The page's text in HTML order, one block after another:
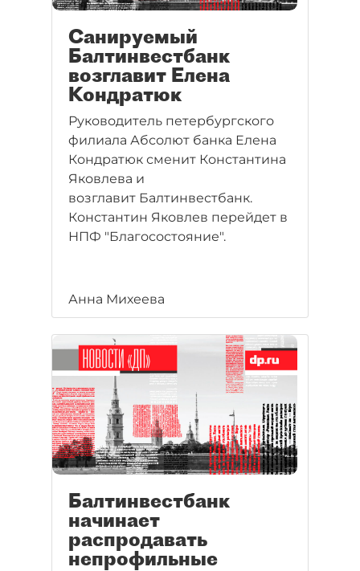
Санируемый
Балтинвестбанк
возглавит Елена
Кондратюк
Руководитель петербургского
филиала Абсолют банка Елена
Кондратюк сменит Константина
Яковлева и
возглавит Балтинвестбанк.
Константин Яковлев перейдет в
НПФ "Благосостояние".
Анна Михеева
Балтинвестбанк
начинает
распродавать
непрофильные